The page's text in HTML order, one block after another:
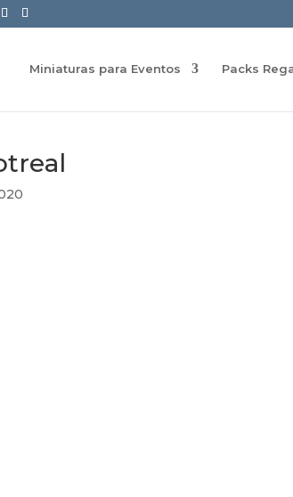
Miniaturas para Eventos Packs